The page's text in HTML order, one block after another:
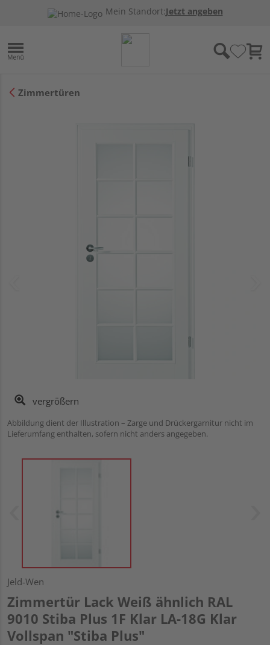
Mein Standort:Jetzt angeben
Zimmertüren
vergrößern
Abbildung dient der Illustration – Zarge und Drückergarnitur nicht im
Lieferumfang enthalten, sofern nicht anders angegeben.
Jeld-Wen
Zimmertür Lack Weiß ähnlich RAL
9010 Stiba Plus 1F Klar LA-18G Klar
Vollspan "Stiba Plus"